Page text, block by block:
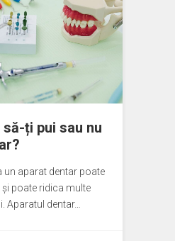
ți pui sau nu
un aparat dentar poate
poate ridica multe
Aparatul dentar…